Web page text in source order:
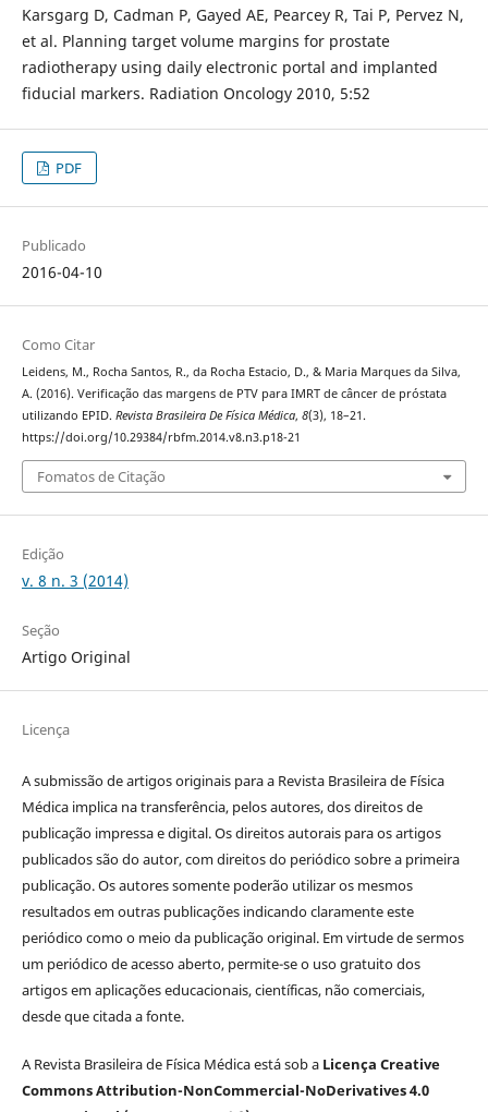
Karsgarg D, Cadman P, Gayed AE, Pearcey R, Tai P, Pervez N,
et al. Planning target volume margins for prostate
radiotherapy using daily electronic portal and implanted
fiducial markers. Radiation Oncology 2010, 5:52
PDF
Publicado
2016-04-10
Como Citar
Leidens, M., Rocha Santos, R., da Rocha Estacio, D., & Maria Marques da Silva,
A. (2016). Verificação das margens de PTV para IMRT de câncer de próstata
utilizando EPID. Revista Brasileira De Física Médica, 8(3), 18–21.
https://doi.org/10.29384/rbfm.2014.v8.n3.p18-21
Fomatos de Citação
Edição
v. 8 n. 3 (2014)
Seção
Artigo Original
Licença
A submissão de artigos originais para a Revista Brasileira de Física
Médica implica na transferência, pelos autores, dos direitos de
publicação impressa e digital. Os direitos autorais para os artigos
publicados são do autor, com direitos do periódico sobre a primeira
publicação. Os autores somente poderão utilizar os mesmos
resultados em outras publicações indicando claramente este
periódico como o meio da publicação original. Em virtude de sermos
um periódico de acesso aberto, permite-se o uso gratuito dos
artigos em aplicações educacionais, científicas, não comerciais,
desde que citada a fonte.
A Revista Brasileira de Física Médica está sob a Licença Creative
Commons Attribution-NonCommercial-NoDerivatives 4.0